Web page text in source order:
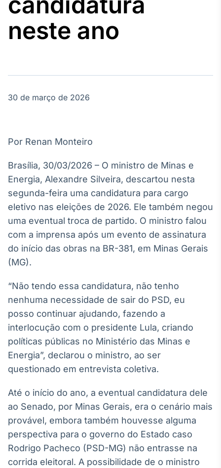
Agro
Tudo sobre o
agronegócio
Broadcast
Energia
energia elétrica
no Brasil
Broadcast
White Label
Plataforma para
e Conteúdos
Broadcast
OTC
Plataforma para
ativos
Broadcast
integração de
conteúdos e
dados
Broadcast
Ticker
neste ano
30 de março de 2026
Por Renan Monteiro
Brasília, 30/03/2026 – O ministro de Minas e
Energia, Alexandre Silveira, descartou nesta
segunda-feira uma candidatura para cargo
eletivo nas eleições de 2026. Ele também negou
uma eventual troca de partido. O ministro falou
com a imprensa após um evento de assinatura
do início das obras na BR-381, em Minas Gerais
(MG).
“Não tendo essa candidatura, não tenho
nenhuma necessidade de sair do PSD, eu
posso continuar ajudando, fazendo a
interlocução com o presidente Lula, criando
políticas públicas no Ministério das Minas e
Energia”, declarou o ministro, ao ser
questionado em entrevista coletiva.
Até o início do ano, a eventual candidatura dele
ao Senado, por Minas Gerais, era o cenário mais
provável, embora também houvesse alguma
perspectiva para o governo do Estado caso
Rodrigo Pacheco (PSD-MG) não entrasse na
corrida eleitoral. A possibilidade de o ministro